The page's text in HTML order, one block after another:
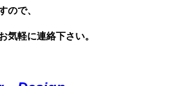
ので、
気軽に連絡下さい。